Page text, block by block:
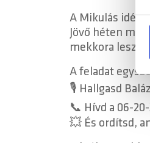
A Mikulás idén
Jövő héten
mekkora lesz a
A feladat
🎙️ Hallgasd
📞 Hívd a 06-
💥 És ordítsd,